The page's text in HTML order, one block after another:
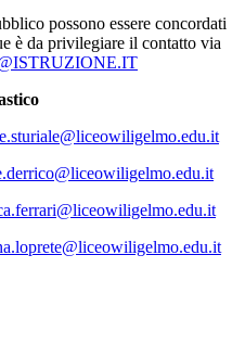
possono essere concordati
è da privilegiare il contatto via